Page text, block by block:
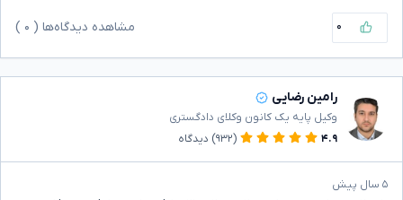
۰ مشاهده دیدگاه‌ها ( ۰
رامین رضایی
وکیل پایه یک کانون وکلای دادگستری
۴.۹
(۹۳۲) دیدگاه
۵ سال پیش